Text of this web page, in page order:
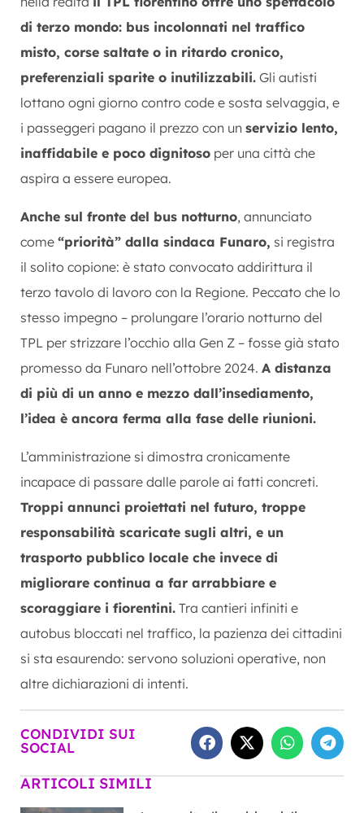
di terzo mondo: bus incolonnati nel traffico
misto, corse saltate o in ritardo cronico,
preferenziali sparite o inutilizzabili. Gli autisti
lottano ogni giorno contro code e sosta selvaggia, e
i passeggeri pagano il prezzo con un servizio lento,
inaffidabile e poco dignitoso per una città che
aspira a essere europea.
Anche sul fronte del bus notturno, annunciato
come “priorità” dalla sindaca Funaro, si registra
il solito copione: è stato convocato addirittura il
terzo tavolo di lavoro con la Regione. Peccato che lo
stesso impegno – prolungare l’orario notturno del
TPL per strizzare l’occhio alla Gen Z – fosse già stato
promesso da Funaro nell’ottobre 2024. A distanza
di più di un anno e mezzo dall’insediamento,
l’idea è ancora ferma alla fase delle riunioni.
L’amministrazione si dimostra cronicamente
incapace di passare dalle parole ai fatti concreti.
Troppi annunci proiettati nel futuro, troppe
responsabilità scaricate sugli altri, e un
trasporto pubblico locale che invece di
migliorare continua a far arrabbiare e
scoraggiare i fiorentini. Tra cantieri infiniti e
autobus bloccati nel traffico, la pazienza dei cittadini
si sta esaurendo: servono soluzioni operative, non
altre dichiarazioni di intenti.
CONDIVIDI SUI
SOCIAL
ARTICOLI SIMILI